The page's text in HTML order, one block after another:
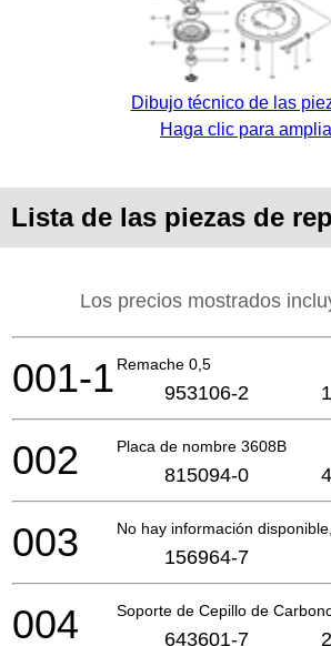
Dibujo técnico de las
Haga clic para
Lista de las piezas de
Los precios mostrados
Remache 0,5
001-1 953106-2
Placa de nombre 3608B
002 815094-0
No hay información
003 156964-7
Soporte de Cepillo de
004 643601-7